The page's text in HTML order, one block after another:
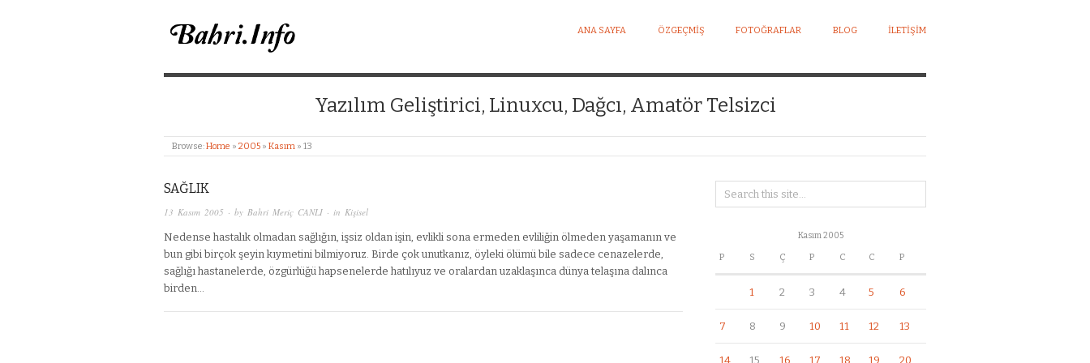
BAHRI MERIÇ CANLI KIŞISEL WEB SITESI
ANA SAYFA ÖZGEÇMIŞ FOTOĞRAFLAR BLOG İLETIŞIM
Yazılım Geliştirici, Linuxcu, Dağcı, Amatör Telsizci
Browse:Home » 2005 » Kasım » 13
SAĞLIK
13 Kasım 2005 · by Bahri Meriç CANLI · in Kişisel
Nedense hastalık olmadan sağlığın, işsiz oldan işin, evlikli sona ermeden evliliğin ölmeden yaşamanın ve
bun gibi birçok şeyin kıymetini bilmiyoruz. Birde çok unutkanız, öyleki ölümü bile sadece cenazelerde,
sağlığı hastanelerde, özgürlüğü hapsenelerde hatılıyuz ve oralardan uzaklaşınca dünya telaşına dalınca
birden…
Kasım 2005
P S Ç P C C P
1 2 3 4 5 6
7 8 9 10 11 12 13
14 15 16 17 18 19 20